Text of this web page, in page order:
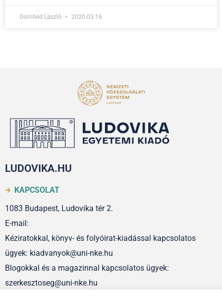
Dornfeld László 2020.03.16.
LUDOVIKA.HU
KAPCSOLAT
1083 Budapest, Ludovika tér 2.
E-mail:
Kéziratokkal, könyv- és folyóirat-kiadással kapcsolatos
ügyek: kiadvanyok@uni-nke.hu
Blogokkal és a magazinnal kapcsolatos ügyek:
szerkesztoseg@uni-nke.hu